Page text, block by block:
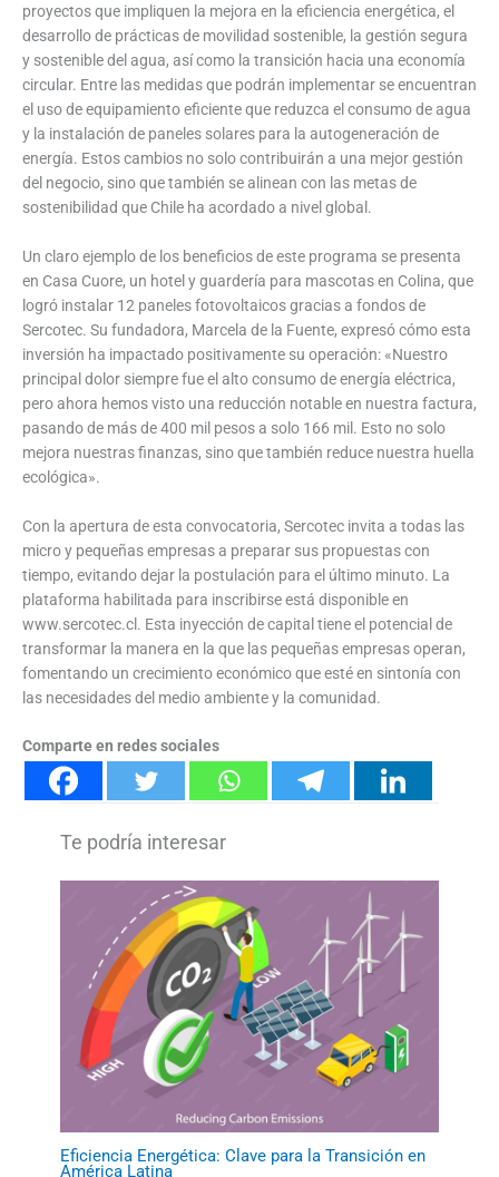
proyectos que impliquen la mejora en la eficiencia energética, el
desarrollo de prácticas de movilidad sostenible, la gestión segura
y sostenible del agua, así como la transición hacia una economía
circular. Entre las medidas que podrán implementar se encuentran
el uso de equipamiento eficiente que reduzca el consumo de agua
y la instalación de paneles solares para la autogeneración de
energía. Estos cambios no solo contribuirán a una mejor gestión
del negocio, sino que también se alinean con las metas de
sostenibilidad que Chile ha acordado a nivel global.
Un claro ejemplo de los beneficios de este programa se presenta
en Casa Cuore, un hotel y guardería para mascotas en Colina, que
logró instalar 12 paneles fotovoltaicos gracias a fondos de
Sercotec. Su fundadora, Marcela de la Fuente, expresó cómo esta
inversión ha impactado positivamente su operación: «Nuestro
principal dolor siempre fue el alto consumo de energía eléctrica,
pero ahora hemos visto una reducción notable en nuestra factura,
pasando de más de 400 mil pesos a solo 166 mil. Esto no solo
mejora nuestras finanzas, sino que también reduce nuestra huella
ecológica».
Con la apertura de esta convocatoria, Sercotec invita a todas las
micro y pequeñas empresas a preparar sus propuestas con
tiempo, evitando dejar la postulación para el último minuto. La
plataforma habilitada para inscribirse está disponible en
www.sercotec.cl. Esta inyección de capital tiene el potencial de
transformar la manera en la que las pequeñas empresas operan,
fomentando un crecimiento económico que esté en sintonía con
las necesidades del medio ambiente y la comunidad.
Comparte en redes sociales
Eficiencia Energética: Clave para la Transición en
América Latina